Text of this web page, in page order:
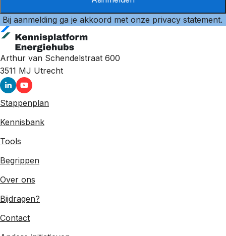
Bij aanmelding ga je akkoord met onze privacy statement.
Arthur van Schendelstraat 600
3511 MJ Utrecht
Stappenplan
Kennisbank
Tools
Begrippen
Over ons
Bijdragen?
Contact